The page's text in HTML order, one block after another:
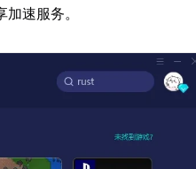
速服务。